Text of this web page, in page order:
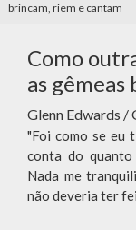
brincam, riem e cantam
Como
as
Glenn Edwards /
"Foi como se eu
conta do quanto
Nada me
não deveria ter